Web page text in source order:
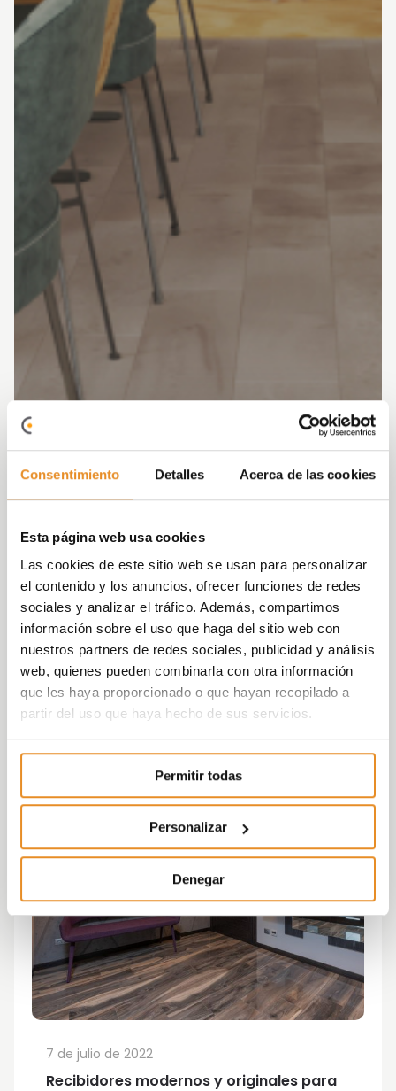
Consentimiento Detalles Acerca de las cookies
Esta página web usa cookies
Las cookies de este sitio web se usan para personalizar
el contenido y los anuncios, ofrecer funciones de redes
sociales y analizar el tráfico. Además, compartimos
información sobre el uso que haga del sitio web con
nuestros partners de redes sociales, publicidad y análisis
web, quienes pueden combinarla con otra información
que les haya proporcionado o que hayan recopilado a
partir del uso que haya hecho de sus servicios.
Permitir todas
Personalizar
Denegar
Recibidores modernos y originales para
7 de julio de 2022